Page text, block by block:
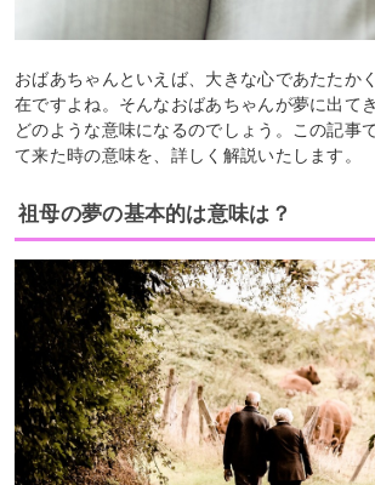
おばあちゃんといえば、大きな心であたたか
在ですよね。そんなおばあちゃんが夢に出て
どのような意味になるのでしょう。この記事
て来た時の意味を、詳しく解説いたします。
祖母の夢の基本的は意味は？